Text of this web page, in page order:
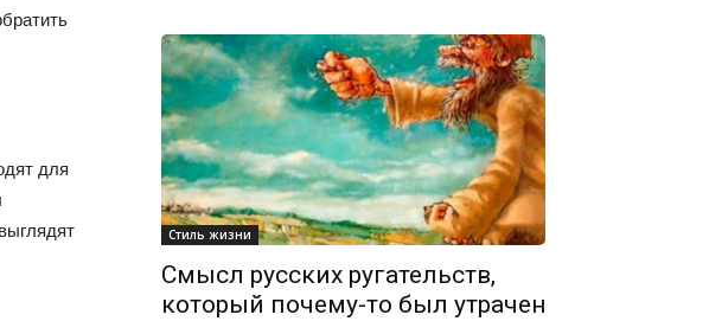
для
Стиль жизни
Смысл русских ругательств,
который почему-то был утрачен